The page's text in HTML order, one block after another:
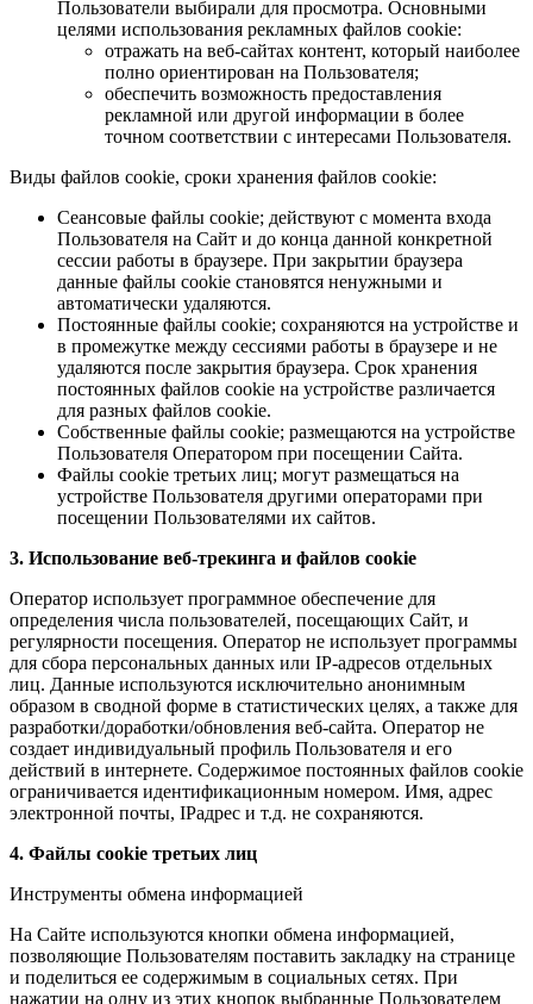
Пользователи выбирали для просмотра. Основными
целями использования рекламных файлов cookie:
отражать на веб-сайтах контент, который наиболее
полно ориентирован на Пользователя;
обеспечить возможность предоставления
рекламной или другой информации в более
точном соответствии с интересами Пользователя.
Виды файлов cookie, сроки хранения файлов cookie:
Сеансовые файлы cookie; действуют с момента входа
Пользователя на Сайт и до конца данной конкретной
сессии работы в браузере. При закрытии браузера
данные файлы cookie становятся ненужными и
автоматически удаляются.
Постоянные файлы cookie; сохраняются на устройстве и
в промежутке между сессиями работы в браузере и не
удаляются после закрытия браузера. Срок хранения
постоянных файлов cookie на устройстве различается
для разных файлов cookie.
Собственные файлы cookie; размещаются на устройстве
Пользователя Оператором при посещении Сайта.
Файлы cookie третьих лиц; могут размещаться на
устройстве Пользователя другими операторами при
посещении Пользователями их сайтов.
3. Использование веб-трекинга и файлов cookie
Оператор использует программное обеспечение для
определения числа пользователей, посещающих Сайт, и
регулярности посещения. Оператор не использует программы
для сбора персональных данных или IP-адресов отдельных
лиц. Данные используются исключительно анонимным
образом в сводной форме в статистических целях, а также для
разработки/доработки/обновления веб-сайта. Оператор не
создает индивидуальный профиль Пользователя и его
действий в интернете. Содержимое постоянных файлов cookie
ограничивается идентификационным номером. Имя, адрес
электронной почты, IPадрес и т.д. не сохраняются.
4. Файлы cookie третьих лиц
Инструменты обмена информацией
На Сайте используются кнопки обмена информацией,
позволяющие Пользователям поставить закладку на странице
и поделиться ее содержимым в социальных сетях. При
нажатии на одну из этих кнопок выбранные Пользователем